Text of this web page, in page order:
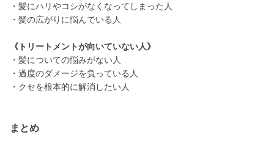
・髪にハリやコシがなくなってしまった人
・髪の広がりに悩んでいる人
《トリートメントが向いていない人》
・髪についての悩みがない人
・過度のダメージを負っている人
・クセを根本的に解消したい人
まとめ